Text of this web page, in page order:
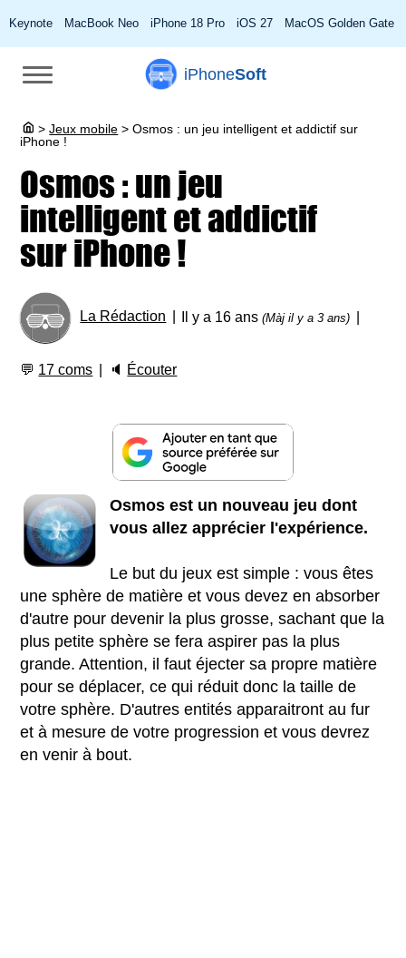
Keynote MacBook Neo iPhone 18 Pro iOS 27 MacOS Golden Gate
iPhoneSoft
> Jeux mobile > Osmos : un jeu intelligent et addictif sur
iPhone !
Osmos : un jeu
intelligent et addictif
sur iPhone !
La Rédaction Il y a 16 ans(Màj il y a 3 ans)
💬 17 coms 🔈 Écouter
Osmos est un nouveau jeu dont
vous allez apprécier l'expérience.
Le but du jeux est simple : vous êtes
une sphère de matière et vous devez en absorber
d'autre pour devenir la plus grosse, sachant que la
plus petite sphère se fera aspirer pas la plus
grande. Attention, il faut éjecter sa propre matière
pour se déplacer, ce qui réduit donc la taille de
votre sphère. D'autres entités apparaitront au fur
et à mesure de votre progression et vous devrez
en venir à bout.